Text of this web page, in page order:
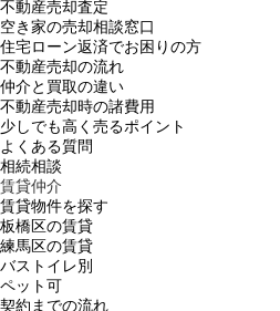
不動産売却査定
空き家の売却相談窓口
住宅ローン返済でお困りの方
不動産売却の流れ
仲介と買取の違い
不動産売却時の諸費用
少しでも高く売るポイント
よくある質問
相続相談
賃貸仲介
賃貸物件を探す
板橋区の賃貸
練馬区の賃貸
バストイレ別
ペット可
契約までの流れ